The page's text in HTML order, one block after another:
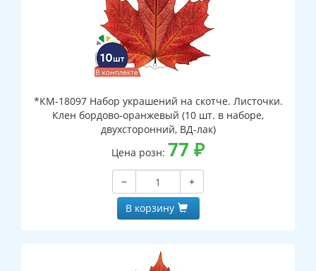
*КМ-18097 Набор украшений на скотче. Листочки.
Клен бордово-оранжевый (10 шт. в наборе,
двухсторонний, ВД-лак)
Цена розн: 77 ₽
−
+
В корзину